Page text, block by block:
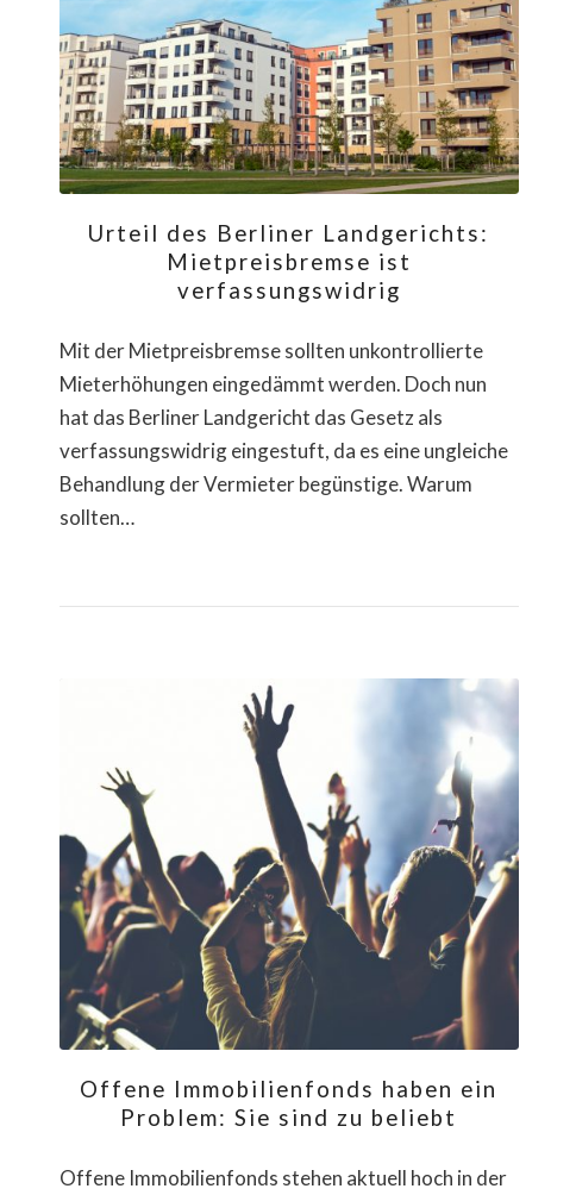
Urteil des Berliner Landgerichts:
Mietpreisbremse ist
verfassungswidrig
Mit der Mietpreisbremse sollten unkontrollierte
Mieterhöhungen eingedämmt werden. Doch nun
hat das Berliner Landgericht das Gesetz als
verfassungswidrig eingestuft, da es eine ungleiche
Behandlung der Vermieter begünstige. Warum
sollten…
Offene Immobilienfonds haben ein
Problem: Sie sind zu beliebt
Offene Immobilienfonds stehen aktuell hoch in der